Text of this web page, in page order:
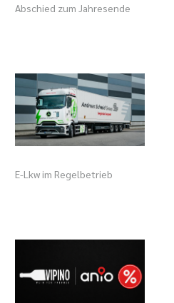
Abschied zum Jahresende
E-Lkw im Regelbetrieb